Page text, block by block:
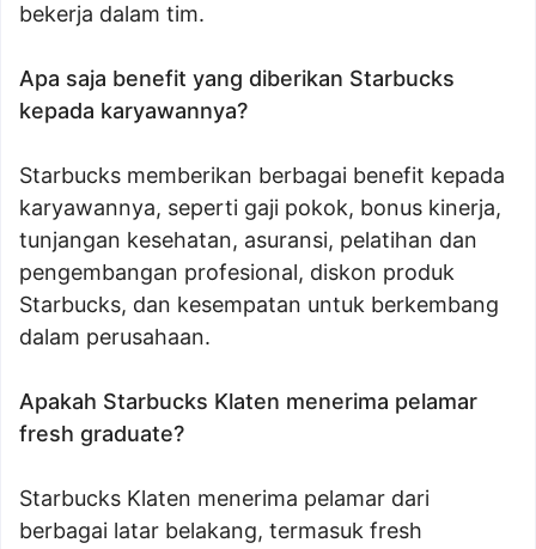
bekerja dalam tim.
Apa saja benefit yang diberikan Starbucks
kepada karyawannya?
Starbucks memberikan berbagai benefit kepada
karyawannya, seperti gaji pokok, bonus kinerja,
tunjangan kesehatan, asuransi, pelatihan dan
pengembangan profesional, diskon produk
Starbucks, dan kesempatan untuk berkembang
dalam perusahaan.
Apakah Starbucks Klaten menerima pelamar
fresh graduate?
Starbucks Klaten menerima pelamar dari
berbagai latar belakang, termasuk fresh